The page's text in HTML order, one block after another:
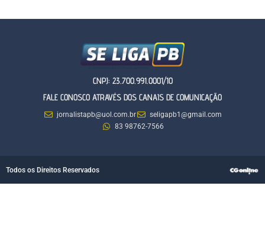
CNPJ: 23.700.991.0001/10
FALE CONOSCO ATRAVÉS DOS CANAIS DE COMUNICAÇÃO
jornalistapb@uol.com.br
seligapb1@gmail.com
83 98762-7566
Todos os Direitos Reservados